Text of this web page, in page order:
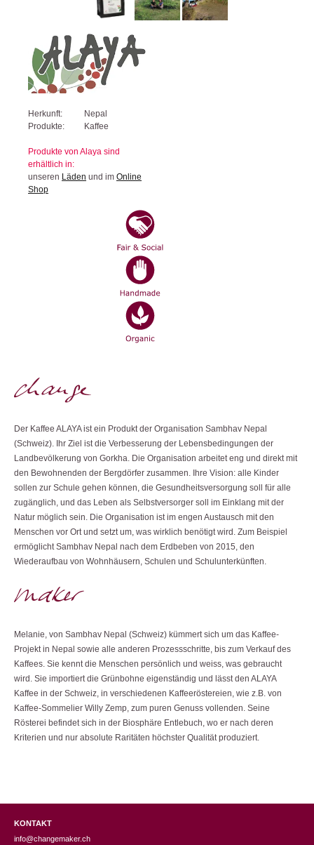
Herkunft:
Nepal
Produkte:
Kaffee
Produkte von Alaya sind
erhältlich in:
unseren Läden und im Online
Shop
Der Kaffee ALAYA ist ein Produkt der Organisation Sambhav Nepal
(Schweiz). Ihr Ziel ist die Verbesserung der Lebensbedingungen der
Landbevölkerung von Gorkha. Die Organisation arbeitet eng und direkt mit
den Bewohnenden der Bergdörfer zusammen. Ihre Vision: alle Kinder
sollen zur Schule gehen können, die Gesundheitsversorgung soll für alle
zugänglich, und das Leben als Selbstversorger soll im Einklang mit der
Natur möglich sein. Die Organisation ist im engen Austausch mit den
Menschen vor Ort und setzt um, was wirklich benötigt wird. Zum Beispiel
ermöglicht Sambhav Nepal nach dem Erdbeben von 2015, den
Wiederaufbau von Wohnhäusern, Schulen und Schulunterkünften.
Melanie, von Sambhav Nepal (Schweiz) kümmert sich um das Kaffee-
Projekt in Nepal sowie alle anderen Prozessschritte, bis zum Verkauf des
Kaffees. Sie kennt die Menschen persönlich und weiss, was gebraucht
wird. Sie importiert die Grünbohne eigenständig und lässt den ALAYA
Kaffee in der Schweiz, in verschiedenen Kaffeeröstereien, wie z.B. von
Kaffee-Sommelier Willy Zemp, zum puren Genuss vollenden. Seine
Rösterei befindet sich in der Biosphäre Entlebuch, wo er nach deren
Kriterien und nur absolute Raritäten höchster Qualität produziert.
KONTAKT
info@changemaker.ch